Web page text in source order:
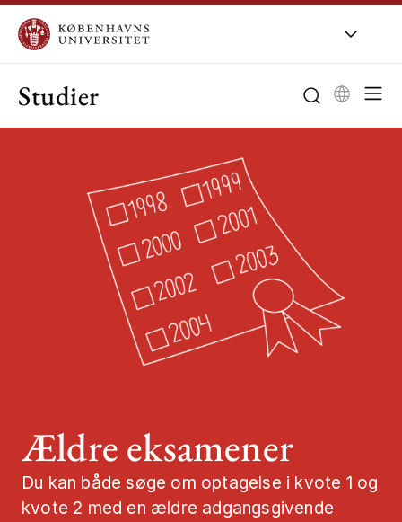
Studier
Ældre eksamener
Du kan både søge om optagelse i kvote 1 og
kvote 2 med en ældre adgangsgivende
Studievalg
Studieliv
Mød os